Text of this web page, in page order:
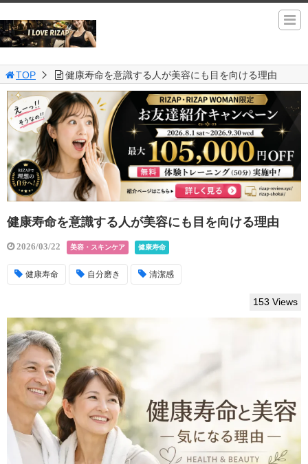
TOP 健康寿命を意識する人が美容にも目を向ける理由
健康寿命を意識する人が美容にも目を向ける理由
2026/03/22 美容・スキンケア 健康寿命
健康寿命 自分磨き 清潔感
153 Views